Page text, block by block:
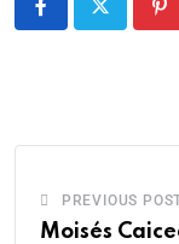
PREVIOUS
Moisés